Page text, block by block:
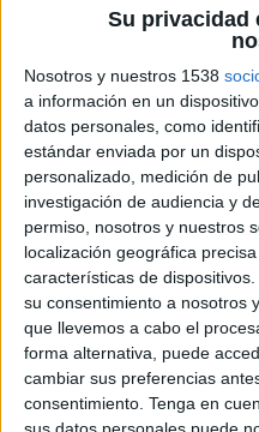
Su privacidad
Nosotros y nuestros 1538
a información en un
datos personales, como
estándar enviada por un
personalizado, medición de
investigación de audiencia y
permiso, nosotros y nuestros
localización geográfica
características de
su consentimiento a nosotros
que llevemos a cabo el
forma alternativa, puede
cambiar sus preferencias
consentimiento. Tenga en
En poques hores es
voluntaris, tan per
per donar material o
d’aquesta acció
després d’iniciar
recollida de
poder començar-les
Se'n vanrecollir un
a disposició d'un
determinar mentre
entre lesempresesi
en necessitin.